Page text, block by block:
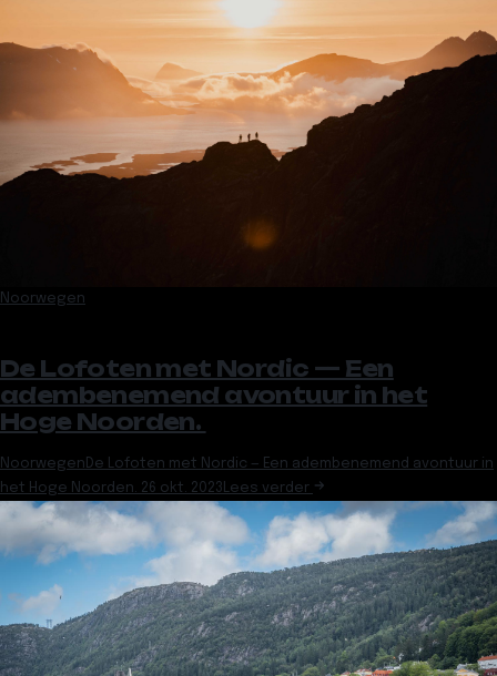
Noorwegen
De Lofoten met Nordic — Een
adembenemend avontuur in het
Hoge Noorden.
Noorwegen De Lofoten met Nordic — Een adembenemend avontuur in
het Hoge Noorden. 26 okt. 2023 Lees verder